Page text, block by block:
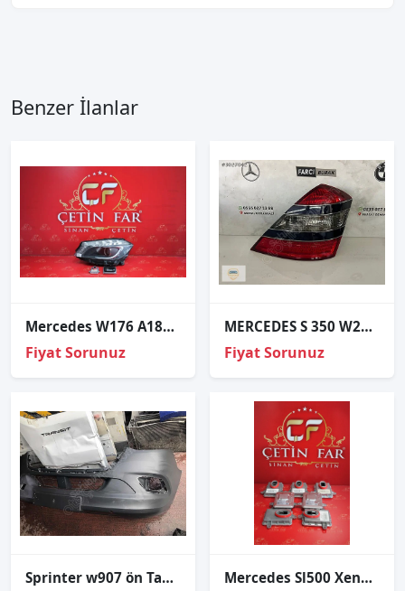
Benzer İlanlar
Mercedes W176 A180 A200 Xenon Sol Far Dolu
Fiyat Sorunuz
MERCEDES S 350 W221 SAĞ STOP ORJİNAL
Fiyat Sorunuz
Sprinter w907 ön Tampon çıkma orjinal sisli Mercedes Sl500 Xenon Beyni̇ Sıfır